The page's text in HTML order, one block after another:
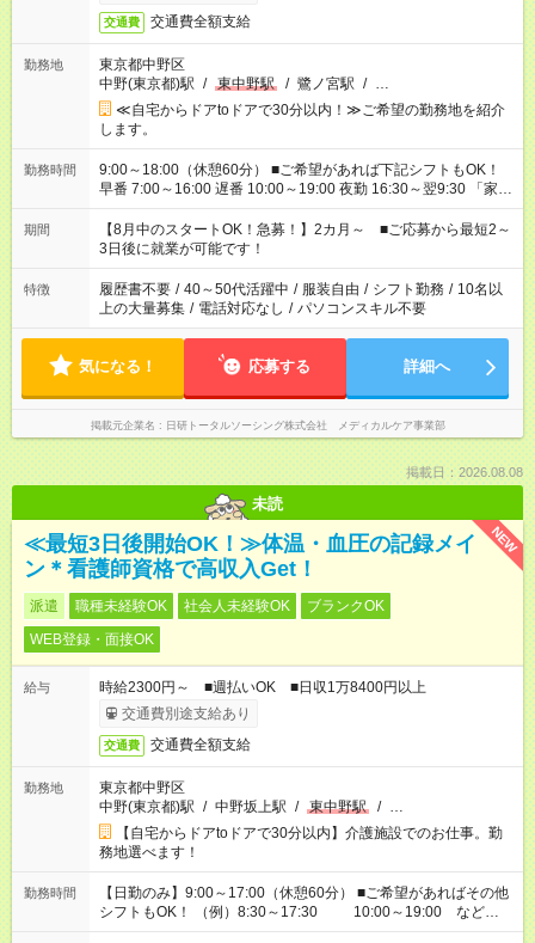
交通費 交通費全額支給
勤務地
東京都中野区
中野(東京都)駅 / 東中野駅 / 鷺ノ宮駅 / …
≪自宅からドアtoドアで30分以内！≫ご希望の勤務地を紹介
します。
勤務時間
9:00～18:00（休憩60分） ■ご希望があれば下記シフトもOK！
早番 7:00～16:00 遅番 10:00～19:00 夜勤 16:30～翌9:30 「家族
と休みを合わせたい」 「余裕を持って夕飯の準備がしたい」
「できれば残業はしたくない」 など、ご希望を教えてください
ね。 ※Wワーク希望の方へ 今ご覧のお仕事で希望する勤務時間
と、もう1つのお仕事の勤務時間。 合計で週40時間を超える場
合は応募できません。
期間
【8月中のスタートOK！急募！】2カ月～ ■ご応募から最短2～
3日後に就業が可能です！
特徴 履歴書不要 / 40～50代活躍中 / 服装自由 / シフト勤務 / 10名以
上の大量募集 / 電話対応なし / パソコンスキル不要
気になる！ 応募する 詳細へ
掲載元企業名 日研トータルソーシング株式会社 メディカルケア事業部
掲載日：2026.08.08
未読
NEW
≪最短3日後開始OK！≫体温・血圧の記録メイ
ン＊看護師資格で高収入Get！
派遣 職種未経験OK 社会人未経験OK
ブランクOK
WEB登録・面接OK
給与
時給2300円～ ■週払いOK ■日収1万8400円以上
交通費別途支給あり
交通費 交通費全額支給
勤務地
東京都中野区
中野(東京都)駅 / 中野坂上駅 / 東中野駅 / …
【自宅からドアtoドアで30分以内】介護施設でのお仕事。勤
務地選べます！
勤務時間
【日勤のみ】9:00～17:00（休憩60分） ■ご希望があればその他
シフトもOK！ （例）8:30～17:30 10:00～19:00 など
「家族とお休みを合わせたい」 「できれば残業はしたくない」